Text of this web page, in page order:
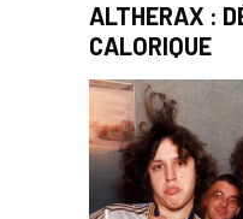
ALTHERAX :
CALORIQUE